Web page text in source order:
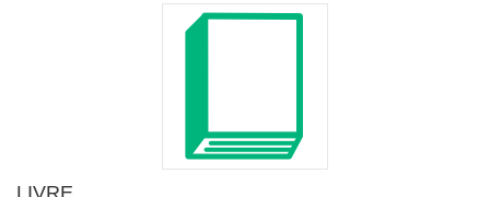
LIVRE